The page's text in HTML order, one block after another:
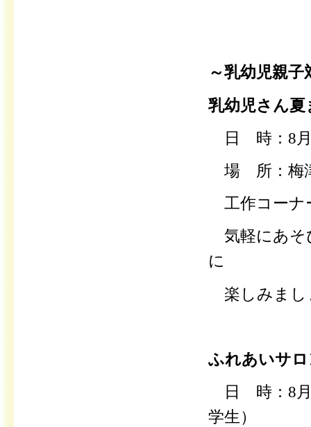
～乳幼児親子
乳幼児さん夏
日 時：8月
場 所：梅
工作コーナ
気軽にあそ
に
楽しみま
ふれあいサ
日 時： 8
学生）